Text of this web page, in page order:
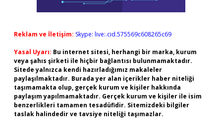
Reklam ve İletişim: Skype: live:.cid.575569c608265c69
Yasal Uyarı: Bu internet sitesi, herhangi bir marka, kurum
veya şahıs şirketi ile hiçbir bağlantısı bulunmamaktadır.
Sitede yalnızca kendi hazırladığımız makaleler
paylaşılmaktadır. Burada yer alan içerikler haber niteliği
taşımamakta olup, gerçek kurum ve kişiler hakkında
paylaşım yapılmamaktadır. Gerçek kurum ve kişiler ile isim
benzerlikleri tamamen tesadüfidir. Sitemizdeki bilgiler
taslak halindedir ve tavsiye niteliği taşımazlar.